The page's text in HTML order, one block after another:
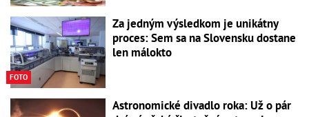
FOTO
Za jedným výsledkom je unikátny
proces: Sem sa na Slovensku dostane
len málokto
Astronomické divadlo roka: Už o pár